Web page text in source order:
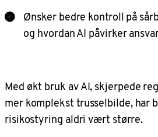
Ønsker bedre kontroll på
og hvordan AI påvirker
Med økt bruk av AI, skjerpede
mer komplekst trusselbilde, har
risikostyring aldri vært større.